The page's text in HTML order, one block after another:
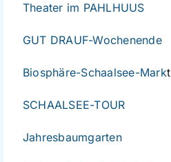
Theater im PAHLHUUS
GUT DRAUF-Wochenende
Biosphäre-Schaalsee-Markt
SCHAALSEE-TOUR
Jahresbaumgarten